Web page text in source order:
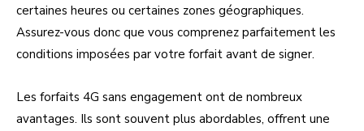
certaines heures ou certaines zones géographiques.
Assurez-vous donc que vous comprenez parfaitement les
conditions imposées par votre forfait avant de signer.
Les forfaits 4G sans engagement ont de nombreux
avantages. Ils sont souvent plus abordables, offrent une